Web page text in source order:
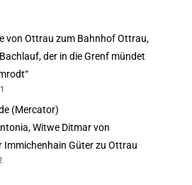
von Ottrau zum Bahnhof Ottrau,
der in die Grenf mündet
1
(Mercator)
Witwe Ditmar von
Immichenhain Güter zu Ottrau